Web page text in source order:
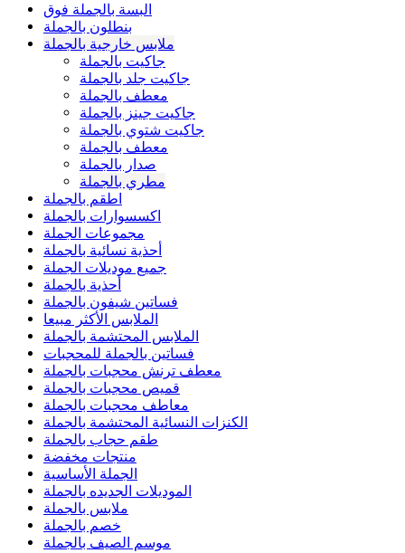
البسة بالجملة فوق
بنطلون بالجملة
ملابس خارجية بالجملة
جاكيت بالجملة
جاكيت جلد بالجملة
معطف بالجملة
جاكيت جينز بالجملة
جاكيت شتوي بالجملة
معطف بالجملة
صدار بالجملة
مطري بالجملة
اطقم بالجملة
اكسسوارات بالجملة
مجموعات الجملة
أحذية نسائية بالجملة
جميع موديلات الجملة
أحذية بالجملة
فساتين شيفون بالجملة
الملابس الأكثر مبيعا
الملابس المحتشمة بالجملة
فساتين بالجملة للمحجبات
معطف ترنش محجبات بالجملة
قميص محجبات بالجملة
معاطف محجبات بالجملة
الكنزات النسائية المحتشمة بالجملة
طقم حجاب بالجملة
منتجات مخفضة
الجملة الأساسية
الموديلات الجديده بالجملة
ملابس بالجملة
خصم بالجملة
موسم الصيف بالجملة